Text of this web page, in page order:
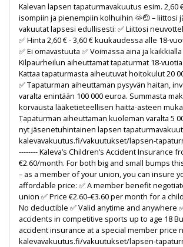
Kalevan lapsen tapaturmavakuutus esim. 2,60
isompiin ja pienempiin kolhuihin 🌞🤕 – liittosi
vakuutat lapsesi edullisesti: ✅ Liittosi
✅ Hinta 2,60 € - 3,60 € kuukaudessa alle 18-
✅ Ei omavastuuta ✅ Voimassa aina ja kaikkialla
Kilpaurheilun aiheuttamat tapaturmat 18-
Kattaa tapaturmasta aiheutuvat hoitokulut 20
✅ Tapaturman aiheuttaman pysyvän haitan,
varalta enintään 100 000 euroa. Summasta
korvausta lääketieteellisen haitta-asteen
Tapaturman aiheuttaman kuoleman varalta 5
nyt jäsenetuhintainen lapsen
kalevavakuutus.fi/vakuutukset/lapsen-
-------- Kaleva’s Children’s Accident Insurance
€2.60/month. For both big and small bumps
– as a member of your union, you can insure
affordable price: ✅ A member benefit
union ✅ Price €2.60–€3.60 per month for a
No deductible ✅ Valid anytime and anywhere
accidents in competitive sports up to age 18
accident insurance at a special member price
kalevavakuutus.fi/vakuutukset/lapsen-